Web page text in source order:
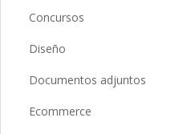
Concursos
Diseño
Documentos adjuntos
Ecommerce